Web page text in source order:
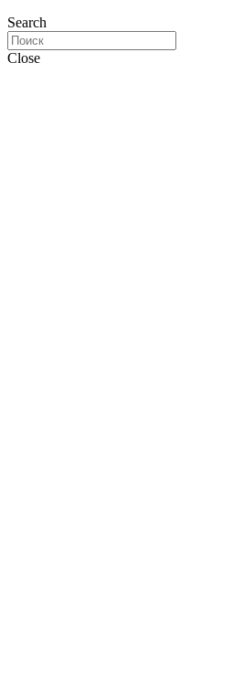
Search
Close